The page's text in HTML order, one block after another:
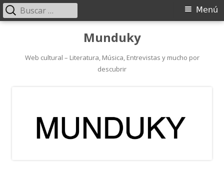
contenido
Munduky
Web cultural – Literatura, Música, Entrevistas y mucho por
descubrir
Menú
Menú
Buscar: